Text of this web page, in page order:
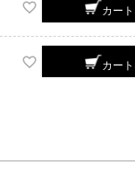
カー
カー